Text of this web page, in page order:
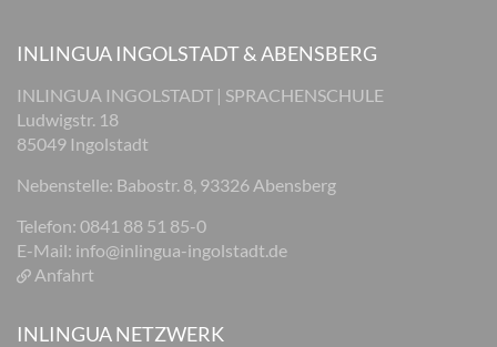
INLINGUA INGOLSTADT & ABENSBERG
INLINGUA INGOLSTADT | SPRACHENSCHULE
Ludwigstr. 18
85049 Ingolstadt
Nebenstelle: Babostr. 8, 93326 Abensberg
Telefon: 0841 88 51 85-0
E-Mail: info@inlingua-ingolstadt.de
Anfahrt
INLINGUA NETZWERK